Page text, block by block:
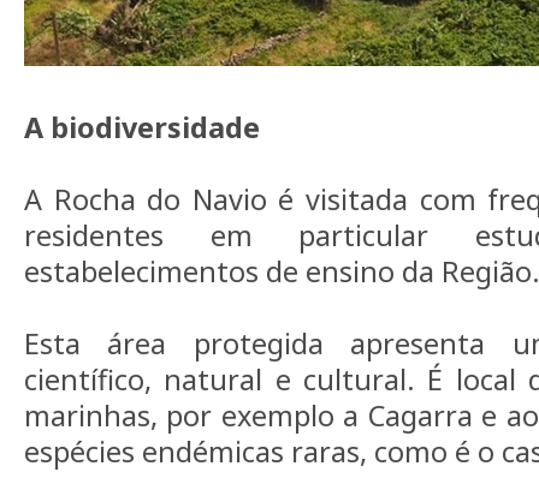
A biodiversidade
A Rocha do Navio é visitada com
residentes em particular
estabelecimentos de ensino da Região.
Esta área protegida apresenta
científico, natural e cultural. É local
marinhas, por exemplo a Cagarra e
espécies endémicas raras, como é o